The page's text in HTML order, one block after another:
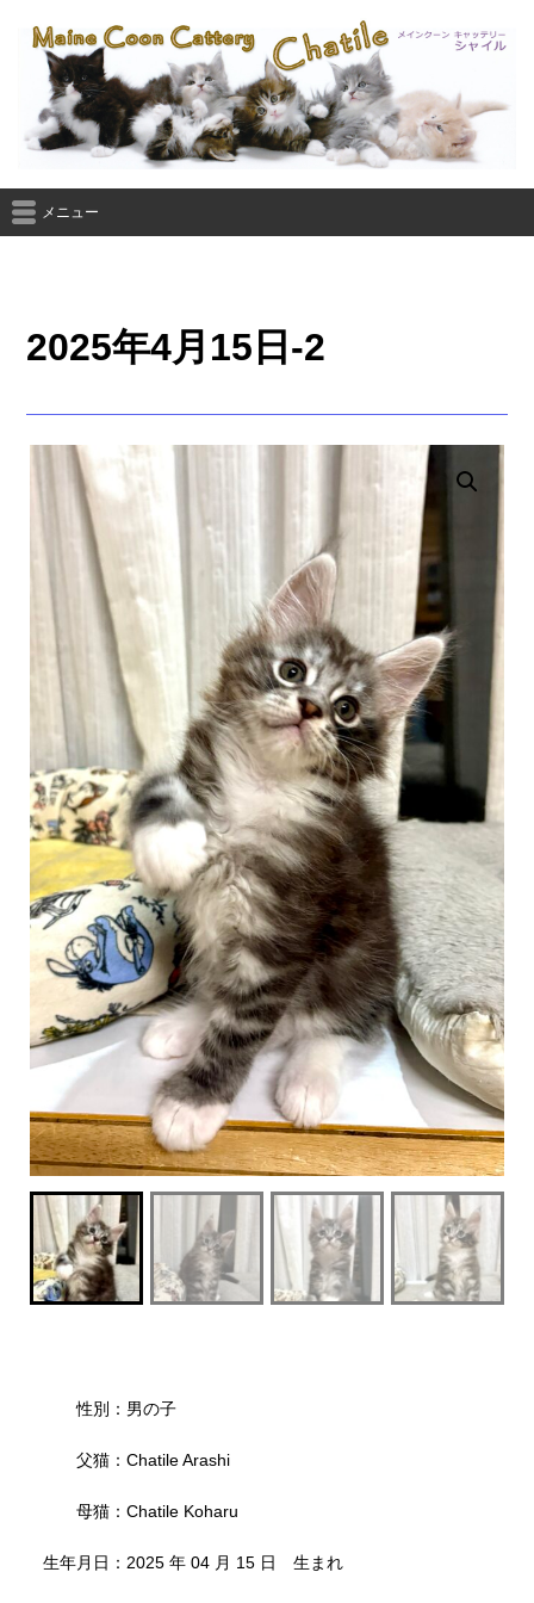
メニュー
2025年4月15日-2
性別：男の子
父猫：Chatile Arashi
母猫：Chatile Koharu
生年月日：2025 年 04 月 15 日 生まれ